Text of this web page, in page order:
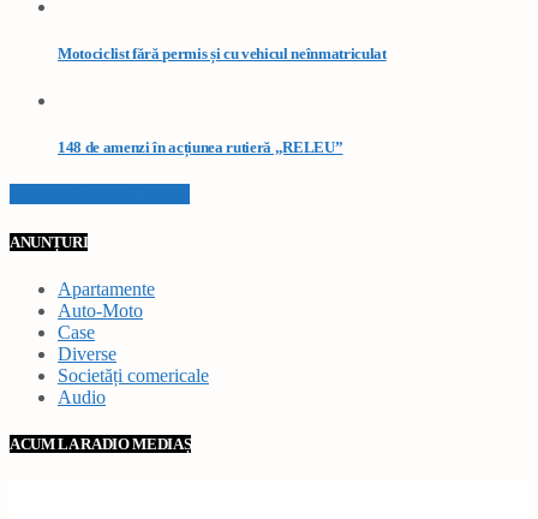
Motociclist fără permis și cu vehicul neînmatriculat
148 de amenzi în acțiunea rutieră „RELEU”
ANUNȚURI
Apartamente
Auto-Moto
Case
Diverse
Societăți comericale
Audio
ACUM LA RADIO MEDIAȘ